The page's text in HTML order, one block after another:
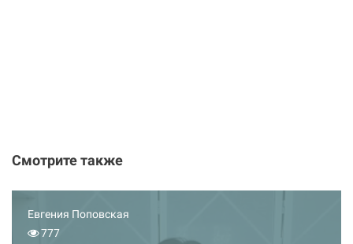
Смотрите также
Евгения Поповская
777